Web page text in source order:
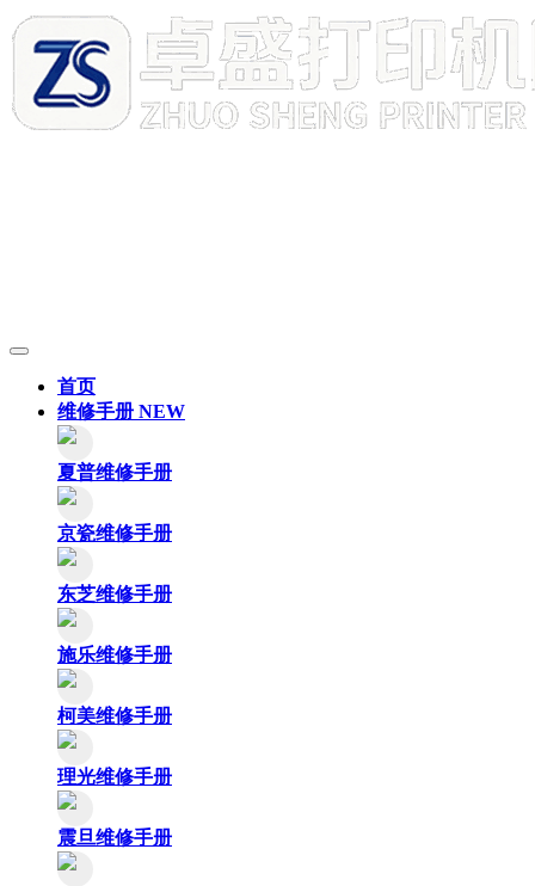
首页
维修手册 NEW
夏普维修手册
京瓷维修手册
东芝维修手册
施乐维修手册
柯美维修手册
理光维修手册
震旦维修手册